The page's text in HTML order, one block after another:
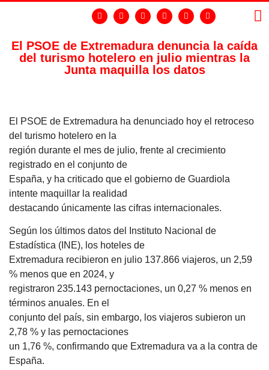
El PSOE de Extremadura denuncia la caída
del turismo hotelero en julio mientras la
Junta maquilla los datos
El PSOE de Extremadura ha denunciado hoy el retroceso
del turismo hotelero en la
región durante el mes de julio, frente al crecimiento
registrado en el conjunto de
España, y ha criticado que el gobierno de Guardiola
intente maquillar la realidad
destacando únicamente las cifras internacionales.
Según los últimos datos del Instituto Nacional de
Estadística (INE), los hoteles de
Extremadura recibieron en julio 137.866 viajeros, un 2,59
% menos que en 2024, y
registraron 235.143 pernoctaciones, un 0,27 % menos en
términos anuales. En el
conjunto del país, sin embargo, los viajeros subieron un
2,78 % y las pernoctaciones
un 1,76 %, confirmando que Extremadura va a la contra de
España.